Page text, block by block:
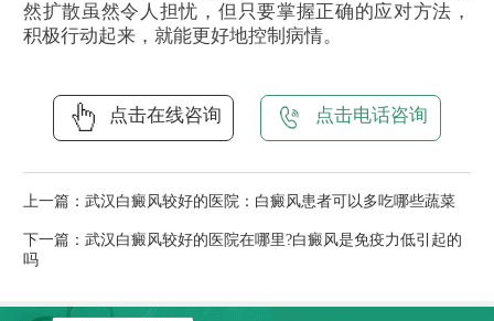
然扩散虽然令人担忧，但只要掌握正确的应对方法，
积极行动起来，就能更好地控制病情。
点击在线咨询 点击电话咨询
上一篇： 武汉白癜风较好的医院：白癜风患者可以多吃哪些蔬菜
下一篇： 武汉白癜风较好的医院在哪里?白癜风是免疫力低引起的
吗